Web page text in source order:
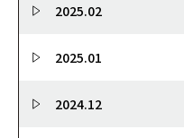
2025.02
2025.01
2024.12